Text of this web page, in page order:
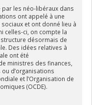
par les néo-libéraux dans
ont appelé à une
et ont donné lieu à
celles-ci, on compte la
désormais de
Des idées relatives à
ont été
ministres des finances,
d’organisations
et l’Organisation de
(OCDE).